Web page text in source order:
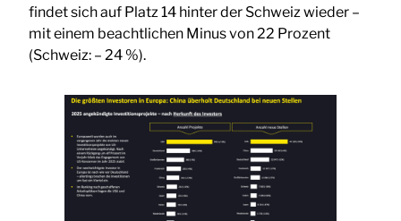
findet sich auf Platz 14 hinter der Schweiz wieder –
mit einem beachtlichen Minus von 22 Prozent
(Schweiz: – 24 %).